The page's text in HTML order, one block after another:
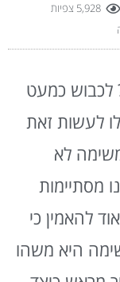
5,928 צפיות
לכבוש כמעט
לעשות זאת
לא
מסתיימות
להאמין כי
היא משהו